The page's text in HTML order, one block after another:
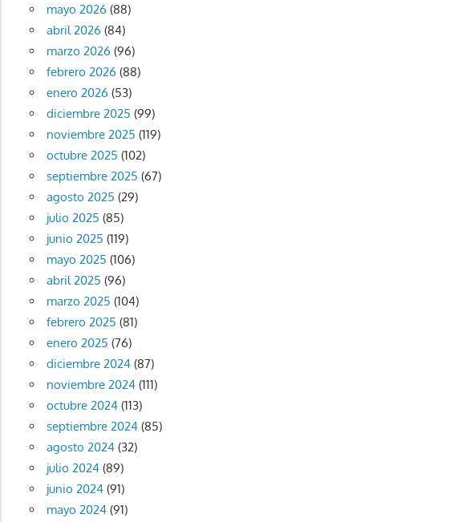
mayo 2026 (88)
abril 2026 (84)
marzo 2026 (96)
febrero 2026 (88)
enero 2026 (53)
diciembre 2025 (99)
noviembre 2025 (119)
octubre 2025 (102)
septiembre 2025 (67)
agosto 2025 (29)
julio 2025 (85)
junio 2025 (119)
mayo 2025 (106)
abril 2025 (96)
marzo 2025 (104)
febrero 2025 (81)
enero 2025 (76)
diciembre 2024(87)
noviembre 2024(111)
octubre 2024(113)
septiembre 2024(85)
agosto 2024(32)
julio 2024(89)
junio 2024(91)
mayo 2024(91)